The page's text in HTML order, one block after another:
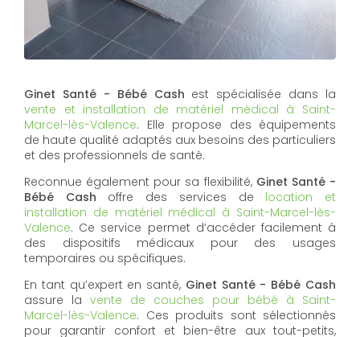
Ginet Santé - Bébé Cash est spécialisée dans la
vente et installation de matériel médical à Saint-
Marcel-lès-Valence. Elle propose des équipements
de haute qualité adaptés aux besoins des particuliers
et des professionnels de santé.
Reconnue également pour sa flexibilité, Ginet Santé -
Bébé Cash offre des services de location et
installation de matériel médical à Saint-Marcel-lès-
Valence. Ce service permet d’accéder facilement à
des dispositifs médicaux pour des usages
temporaires ou spécifiques.
En tant qu’expert en santé, Ginet Santé - Bébé Cash
assure la vente de couches pour bébé à Saint-
Marcel-lès-Valence. Ces produits sont sélectionnés
pour garantir confort et bien-être aux tout-petits,